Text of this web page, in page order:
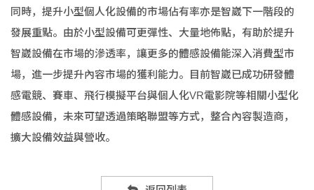
同時，提升小型個人化設備的市場佔有率亦是智崴下一階段的
發展重點。由於小型設備可更彈性、大量地佈點，有助於提升
智崴設備在市場的滲透率，讓更多的體感設備能深入消費型市
場，進一步提升內容市場的獲利能力。目前智崴已成功研發體
感電競、賽車、飛行模擬平台與個人化VR電影院等相關小型化
體感設備，未來可望透過策略聯盟等方式，整合內容製造商，
擴大設備效益與營收。